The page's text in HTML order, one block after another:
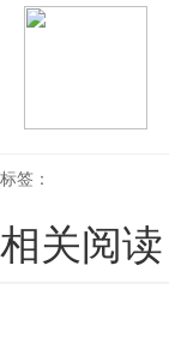
标签：
相关阅读